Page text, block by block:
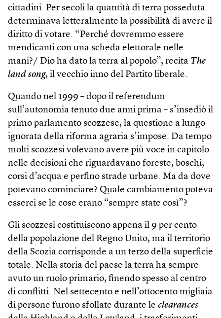
cittadini. Per secoli la quantità di terra posseduta
determinava letteralmente la possibilità di avere il
diritto di votare. “Perché dovremmo essere
mendicanti con una scheda elettorale nelle
mani?/ Dio ha dato la terra al popolo”, recita The
land song, il vecchio inno del Partito liberale.
Quando nel 1999 – dopo il referendum
sull’autonomia tenuto due anni prima – s’insediò il
primo parlamento scozzese, la questione a lungo
ignorata della riforma agraria s’impose. Da tempo
molti scozzesi volevano avere più voce in capitolo
nelle decisioni che riguardavano foreste, boschi,
corsi d’acqua e perfino strade urbane. Ma da dove
potevano cominciare? Quale cambiamento poteva
esserci se le cose erano “sempre state così”?
Gli scozzesi costituiscono appena il 9 per cento
della popolazione del Regno Unito, ma il territorio
della Scozia corrisponde a un terzo della superficie
totale. Nella storia del paese la terra ha sempre
avuto un ruolo primario, finendo spesso al centro
di conflitti. Nel settecento e nell’ottocento migliaia
di persone furono sfollate durante le clearances